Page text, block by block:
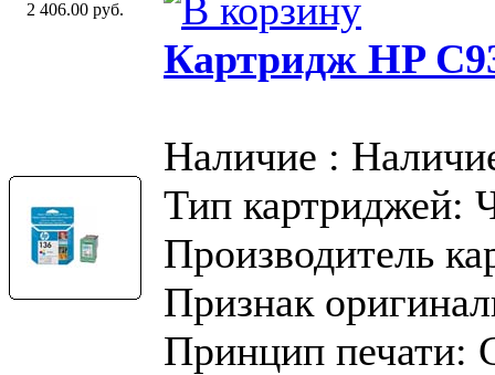
2 406.00 руб.
Картридж HP
Наличие :
Тип картриджей:
Производитель
Признак
Принцип печати: